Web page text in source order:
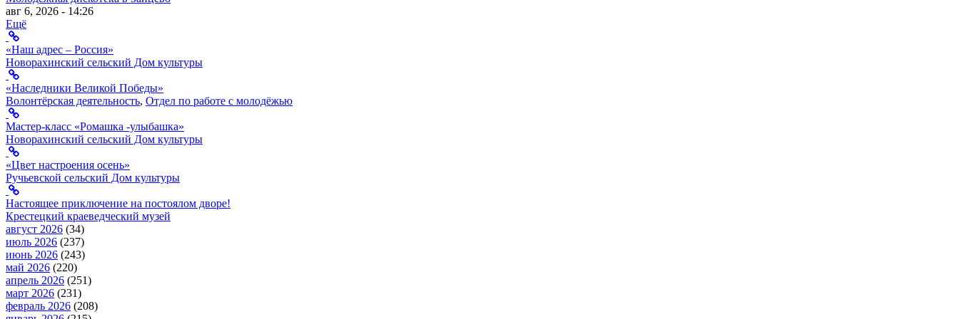
авг 6, 2026 - 14:26
Ещё
«Наш адрес – Россия»
Новорахинский сельский Дом культуры
«Наследники Великой Победы»
Волонтёрская деятельность, Отдел по работе с молодёжью
Мастер-класс «Ромашка -улыбашка»
Новорахинский сельский Дом культуры
«Цвет настроения осень»
Ручьевской сельский Дом культуры
Настоящее приключение на постоялом дворе!
Крестецкий краеведческий музей
август 2026 (34)
июль 2026 (237)
июнь 2026 (243)
май 2026 (220)
апрель 2026 (251)
март 2026 (231)
февраль 2026 (208)